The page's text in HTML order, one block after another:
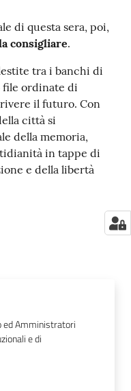
di questa sera, poi,
consigliare.
tra i banchi di
file ordinate di
il futuro. Con
città si
della memoria,
in tappe di
e della libertà
ed Amministratori
e di